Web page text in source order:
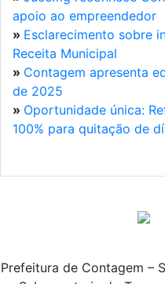
apoio ao empreendedor
» Esclarecimento sobre
Receita Municipal
» Contagem apresenta
de 2025
» Oportunidade única:
100% para quitação de
Prefeitura de Contagem –